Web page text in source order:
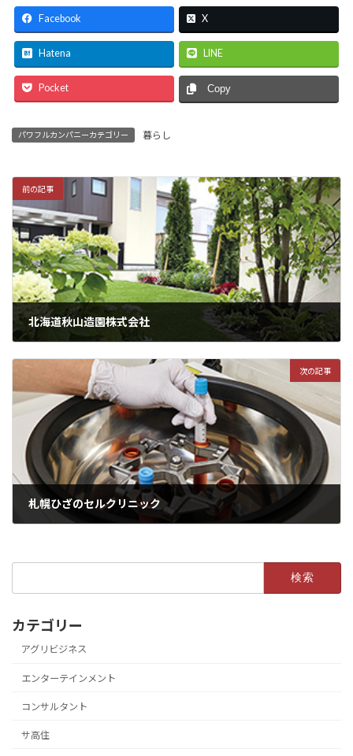
Facebook X
Hatena LINE
Pocket Copy
パワフルカンパニーカテゴリー 暮らし
前の記事
北海道秋山造園株式会社
次の記事
札幌ひざのセルクリニック
カテゴリー
アグリビジネス
エンターテインメント
コンサルタント
サ高住